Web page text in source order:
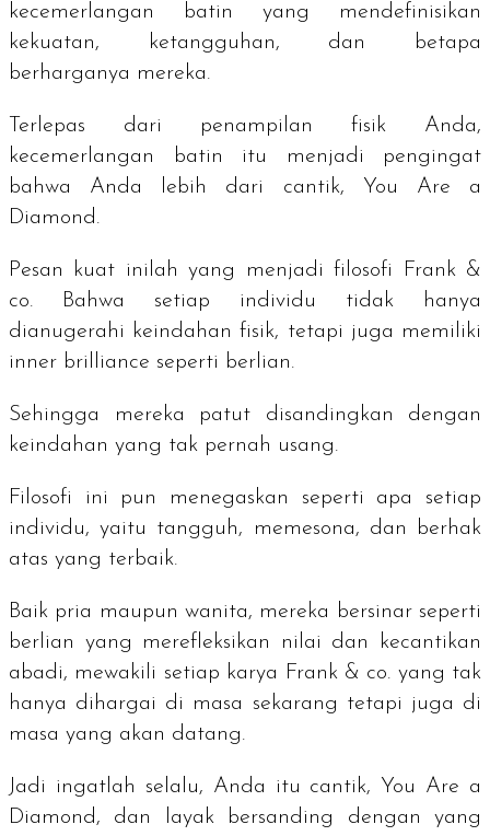
kecemerlangan batin yang mendefinisikan
kekuatan, ketangguhan, dan betapa
berharganya mereka.
Terlepas dari penampilan fisik Anda,
kecemerlangan batin itu menjadi pengingat
bahwa Anda lebih dari cantik,
You Are a
Diamond.
Pesan kuat inilah yang menjadi filosofi Frank &
co. Bahwa setiap individu tidak hanya
dianugerahi keindahan fisik, tetapi juga memiliki
inner brilliance seperti berlian.
Sehingga mereka patut disandingkan dengan
keindahan yang tak pernah usang.
Filosofi ini pun menegaskan seperti apa setiap
individu, yaitu tangguh, memesona, dan berhak
atas yang terbaik.
Baik pria maupun wanita, mereka bersinar seperti
berlian yang merefleksikan nilai dan kecantikan
abadi, mewakili setiap karya Frank & co. yang tak
hanya dihargai di masa sekarang tetapi juga di
masa yang akan datang.
Jadi ingatlah selalu, Anda itu cantik, You Are a
Diamond, dan layak bersanding dengan yang